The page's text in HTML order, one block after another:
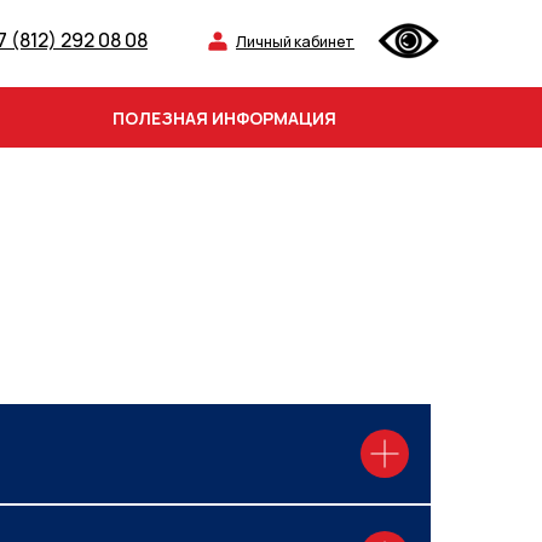
(812) 292 08 08 Личный кабинет
ПОЛЕЗНАЯ ИНФОРМАЦИЯ